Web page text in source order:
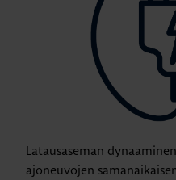
Latausaseman
ajoneuvojen